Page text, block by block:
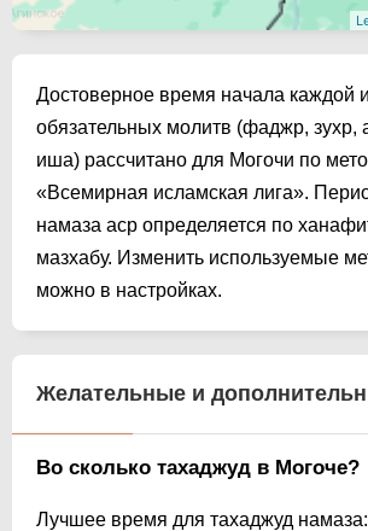
Достоверное время начала каждой
обязательных молитв (фаджр, зухр,
иша) рассчитано для Могочи по
«Всемирная исламская лига».
намаза аср определяется по
мазхабу. Изменить используемые
можно в настройках.
Желательные и
Во сколько тахаджуд в Могоче?
Лучшее время для тахаджуд намаза: